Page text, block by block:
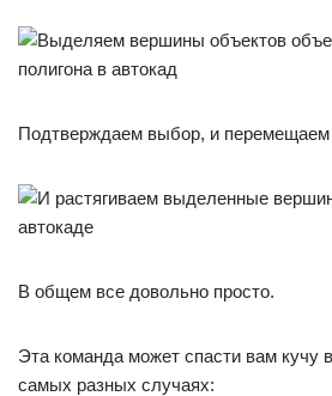
Подтверждаем выбор, и перемещаем
В общем все довольно просто.
Эта команда может спасти вам кучу
самых разных случаях: